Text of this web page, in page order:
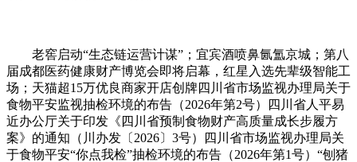
老窖启动“生态链运营计谋”；宜宾酒喷鼻氤氲京城；第八
届成都医药健康财产博览会即将启幕，红星入选先辈级智能工
场；天猫超15万优良商家开店创牌四川省市场监视办理局关于
食物平安监视抽检环境的布告（2026年第2号）四川省人平易
近办公厅关于印发《四川省预制食物财产高质量成长步履方
案》的通知（川办发〔2026〕3号）四川省市场监视办理局关
于食物平安“你点我检”抽检环境的布告（2026年第1号）“刨猪